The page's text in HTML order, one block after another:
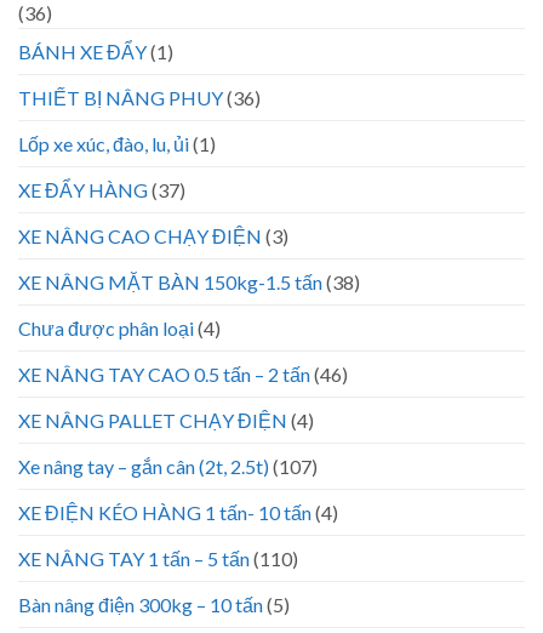
(36)
BÁNH XE ĐẨY(1)
THIẾT BỊ NÂNG PHUY(36)
Lốp xe xúc, đào, lu, ủi(1)
XE ĐẨY HÀNG(37)
XE NÂNG CAO CHẠY ĐIỆN (3)
XE NÂNG MẶT BÀN 150kg-1.5 tấn(38)
Chưa được phân loại(4)
XE NÂNG TAY CAO 0.5 tấn – 2 tấn(46)
XE NÂNG PALLET CHẠY ĐIỆN (4)
Xe nâng tay – gắn cân (2t, 2.5t)(107)
XE ĐIỆN KÉO HÀNG 1 tấn- 10 tấn(4)
XE NÂNG TAY 1 tấn – 5 tấn(110)
Bàn nâng điện 300kg – 10 tấn(5)